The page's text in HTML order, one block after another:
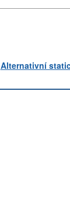
Alternativní